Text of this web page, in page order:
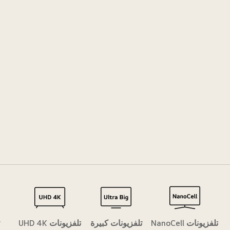
تلفزيونات NanoCell تلفزيونات كبيرة تلفزيونات UHD 4K